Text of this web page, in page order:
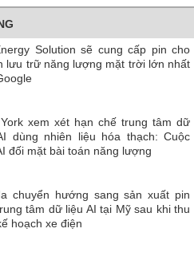
Solution sẽ cung cấp pin cho
lưu trữ năng lượng mặt trời lớn nhất
xem xét hạn chế trung tâm dữ
dùng nhiên liệu hóa thạch: Cuộc
đối mặt bài toán năng lượng
chuyển hướng sang sản xuất pin
tâm dữ liệu AI tại Mỹ sau khi thu
hoạch xe điện